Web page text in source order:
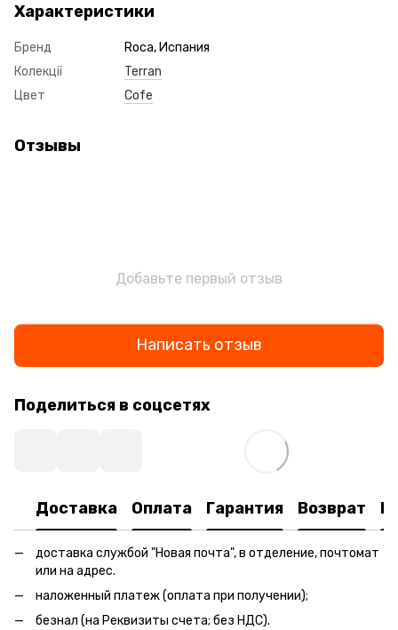
Характеристики
Бренд
Roca, Испания
Колекції
Terran
Цвет
Cofe
Отзывы
Добавьте первый отзыв
Написать отзыв
Поделиться в соцсетях
Доставка Оплата Гарантия Возврат
доставка службой "Новая почта", в отделение, почтомат
или на адрес.
наложенный платеж (оплата при получении);
безнал (на Реквизиты счета; без НДС).